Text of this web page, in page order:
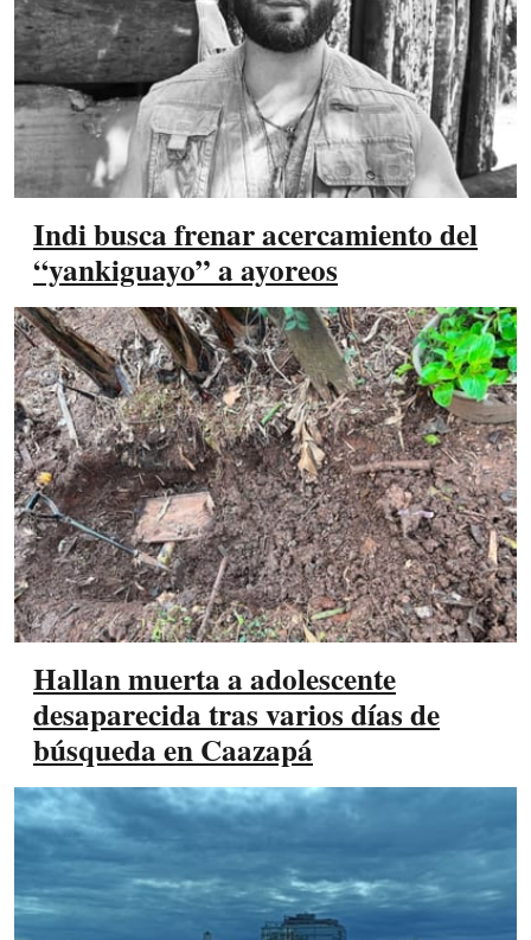
Indi busca frenar acercamiento del
“yankiguayo” a ayoreos
Hallan muerta a adolescente
desaparecida tras varios días de
búsqueda en Caazapá